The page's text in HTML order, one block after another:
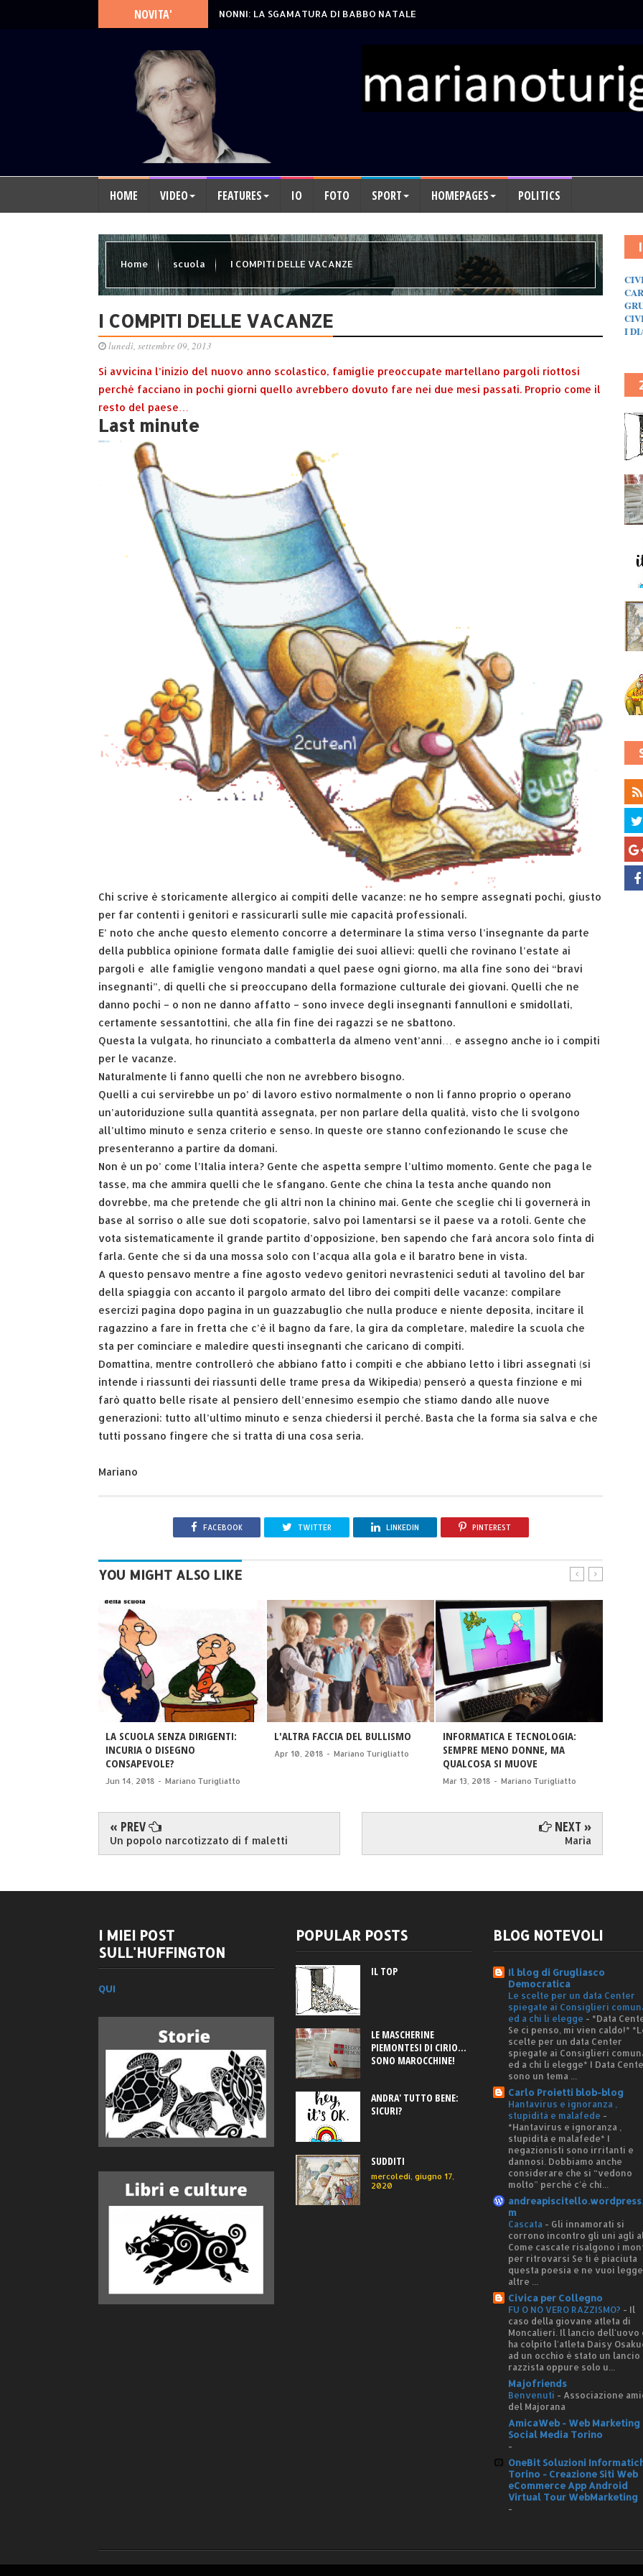
NOVITA' NONNI: LA SGAMATURA DI BABBO NATALE
HOME VIDEO FEATURES IO FOTO SPORT HOMEPAGES POLITICS
Home scuola I COMPITI DELLE VACANZE
I COMPITI DELLE VACANZE
lunedì, settembre 09, 2013
Si avvicina l’inizio del nuovo anno scolastico, famiglie preoccupate martellano pargoli riottosi
perché facciano in pochi giorni quello avrebbero dovuto fare nei due mesi passati. Proprio come il
resto del paese…
Last minute
Chi scrive è storicamente allergico ai compiti delle vacanze: ne ho sempre assegnati pochi, giusto
per far contenti i genitori e rassicurarli sulle mie capacità professionali.
E’ noto che anche questo elemento concorre a determinare la stima verso l’insegnante da parte
della pubblica opinione formata dalle famiglie dei suoi allievi: quelli che rovinano l’estate ai
pargoli e alle famiglie vengono mandati a quel paese ogni giorno, ma alla fine sono dei “bravi
insegnanti”, di quelli che si preoccupano della formazione culturale dei giovani. Quelli che ne
danno pochi – o non ne danno affatto – sono invece degli insegnanti fannulloni e smidollati,
certamente sessantottini, che alla fin fine dei ragazzi se ne sbattono.
Questa la vulgata, ho rinunciato a combatterla da almeno vent’anni… e assegno anche io i compiti
per le vacanze.
Naturalmente li fanno quelli che non ne avrebbero bisogno.
Quelli a cui servirebbe un po’ di lavoro estivo normalmente o non li fanno proprio o operano
un’autoriduzione sulla quantità assegnata, per non parlare della qualità, visto che li svolgono
all’ultimo minuto e senza criterio e senso. In queste ore stanno confezionando le scuse che
presenteranno a partire da domani.
Non è un po’ come l’Italia intera? Gente che aspetta sempre l’ultimo momento. Gente che paga le
tasse, ma che ammira quelli che le sfangano. Gente che china la testa anche quando non
dovrebbe, ma che pretende che gli altri non la chinino mai. Gente che sceglie chi li governerà in
base al sorriso o alle sue doti scopatorie, salvo poi lamentarsi se il paese va a rotoli. Gente che
vota sistematicamente il grande partito d’opposizione, ben sapendo che farà ancora solo finta di
farla. Gente che si da una mossa solo con l’acqua alla gola e il baratro bene in vista.
A questo pensavo mentre a fine agosto vedevo genitori nevrastenici seduti al tavolino del bar
della spiaggia con accanto il pargolo armato del libro dei compiti delle vacanze: compilare
esercizi pagina dopo pagina in un guazzabuglio che nulla produce e niente deposita, incitare il
ragazzino a fare in fretta che c’è il bagno da fare, la gira da completare, maledire la scuola che
sta per cominciare e maledire questi insegnanti che caricano di compiti.
Domattina, mentre controllerò che abbiano fatto i compiti e che abbiano letto i libri assegnati (si
intende i riassunti dei riassunti delle trame presa da Wikipedia) penserò a questa finzione e mi
farò quatto belle risate al pensiero dell’ennesimo esempio che stiamo dando alle nuove
generazioni: tutto all’ultimo minuto e senza chiedersi il perché. Basta che la forma sia salva e che
tutti possano fingere che si tratta di una cosa seria.
Mariano
FACEBOOK TWITTER LINKEDIN PINTEREST
YOU MIGHT ALSO LIKE
LA SCUOLA SENZA DIRIGENTI:
INCURIA O DISEGNO
CONSAPEVOLE?
Jun 14, 2018 - Mariano Turigliatto
L'ALTRA FACCIA DEL BULLISMO
Apr 10, 2018 - Mariano Turigliatto
INFORMATICA E TECNOLOGIA:
SEMPRE MENO DONNE, MA
QUALCOSA SI MUOVE
Mar 13, 2018 - Mariano Turigliatto
« PREV
Un popolo narcotizzato di f maletti
NEXT »
Maria
I
I MIEI POST
SULL'HUFFINGTON
QUI
POPULAR POSTS
IL TOP
LE MASCHERINE
PIEMONTESI DI CIRIO...
SONO MAROCCHINE!
ANDRA' TUTTO BENE:
SICURI?
SUDDITI
mercoledì, giugno 17,
2020
BLOG NOTEVOLI
Il blog di Grugliasco
Democratica
Le scelte per un data Center
spiegate ai Consiglieri
ed a chi li elegge - *Data
Se ci penso, mi vien caldo!*
scelte per un data Center
spiegate ai Consiglieri
ed a chi li elegge* I Data
sono un tema ...
Carlo Proietti blob-blog
Hantavirus e ignoranza ,
stupidità e malafede -
*Hantavirus e ignoranza ,
stupidità e malafede* I
negazionisti sono irritanti e
dannosi. Dobbiamo anche
considerare che si “vedono
molto” perché c'è chi...
m
Cascata - Gli innamorati si
corrono incontro gli uni agli
Come cascate risalgono i
per ritrovarsi Se ti è piaciuta
questa poesia e ne vuoi
altre ...
Civica per Collegno
FU O NO VERO RAZZISMO? - Il
caso della giovane atleta di
Moncalieri. Il lancio dell'uovo
ha colpito l'atleta Daisy
ad un occhio è stato un lancio
razzista oppure solo u...
Majofriends
Benvenuti - Associazione
del Majorana
AmicaWeb - Web Marketing
Social Media Torino
-
OneBit Soluzioni
Torino - Creazione Siti Web
eCommerce App Android
Virtual Tour WebMarketing
-